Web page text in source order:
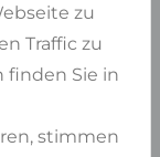
zu
Traffic zu
finden Sie in
stimmen